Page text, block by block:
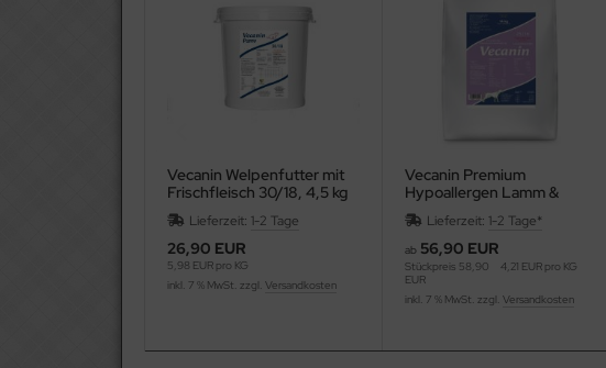
Vecanin Welpenfutter mit
Frischfleisch 30/18, 4,5 kg
Lieferzeit: 1-2 Tage
26,90 EUR
5,98 EUR pro KG
inkl. 7 % MwSt. zzgl. Versandkosten
Vecanin Premium
Hypoallergen Lamm &
Kartoffel 24/14 - 14 kg
Lieferzeit: 1-2 Tage*
ab 56,90 EUR
Stückpreis 58,90
EUR
4,21 EUR pro KG
inkl. 7 % MwSt. zzgl. Versandkosten